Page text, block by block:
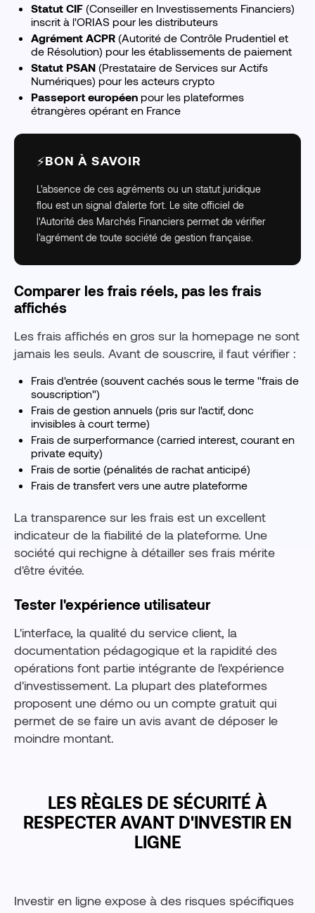
Statut CIF (Conseiller en Investissements Financiers)
inscrit à l'ORIAS pour les distributeurs
Agrément ACPR (Autorité de Contrôle Prudentiel et
de Résolution) pour les établissements de paiement
Statut PSAN (Prestataire de Services sur Actifs
Numériques) pour les acteurs crypto
Passeport européen pour les plateformes
étrangères opérant en France
⚡BON À SAVOIR
L'absence de ces agréments ou un statut juridique
flou est un signal d'alerte fort. Le site officiel de
l'Autorité des Marchés Financiers permet de vérifier
l'agrément de toute société de gestion française.
Comparer les frais réels, pas les frais
affichés
Les frais affichés en gros sur la homepage ne sont
jamais les seuls. Avant de souscrire, il faut vérifier :
Frais d'entrée (souvent cachés sous le terme "frais de
souscription")
Frais de gestion annuels (pris sur l'actif, donc
invisibles à court terme)
Frais de surperformance (carried interest, courant en
private equity)
Frais de sortie (pénalités de rachat anticipé)
Frais de transfert vers une autre plateforme
La transparence sur les frais est un excellent
indicateur de la fiabilité de la plateforme. Une
société qui rechigne à détailler ses frais mérite
d'être évitée.
Tester l'expérience utilisateur
L'interface, la qualité du service client, la
documentation pédagogique et la rapidité des
opérations font partie intégrante de l'expérience
d'investissement. La plupart des plateformes
proposent une démo ou un compte gratuit qui
permet de se faire un avis avant de déposer le
moindre montant.
LES RÈGLES DE SÉCURITÉ À
RESPECTER AVANT D'INVESTIR EN
LIGNE
Investir en ligne expose à des risques spécifiques